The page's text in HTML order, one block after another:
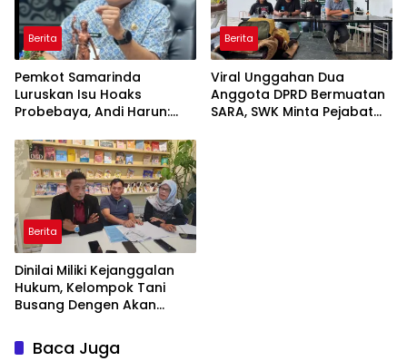
Berita
Pemkot Samarinda
Luruskan Isu Hoaks
Probebaya, Andi Harun:
Masyarakat
Berita
Viral Unggahan Dua
Anggota DPRD Bermuatan
SARA, SWK Minta Pejabat
Berita
Dinilai Miliki Kejanggalan
Hukum, Kelompok Tani
Busang Dengen Akan
Baca Juga